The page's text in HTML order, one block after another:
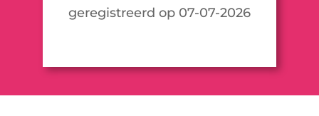
geregistreerd op 07-07-2026